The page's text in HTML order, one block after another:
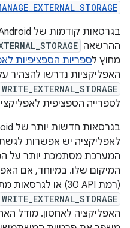
ההרשאה
מחוץ לספריות הספציפיות
האפליקציות נדרשו להצהיר
WRITE_EXTERNAL_STORAGE
לספרייה הספציפית
לאפליקציה יש אפשרות לגשת
המערכת מסתמכת יותר על
(רמת API ‏30) או לגרסאות מתקדמות יותר, להרשאה
WRITE_EXTERNAL_STORAGE
האפליקציה לאחסון. מודל